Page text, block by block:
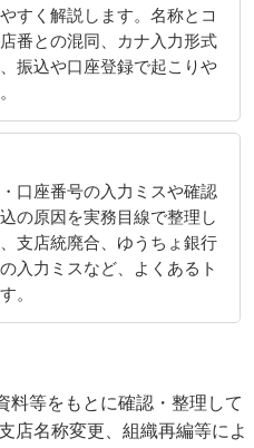
すく解説します。名称とコ
番との混同、カナ入力形式
振込や口座登録で起こりや
口座番号の入力ミスや確認
の原因を実務目線で整理し
支店統廃合、ゆうちょ銀行
入力ミスなど、よくあるト
。
料等をもとに確認・整理して
店名称変更、組織再編等によ